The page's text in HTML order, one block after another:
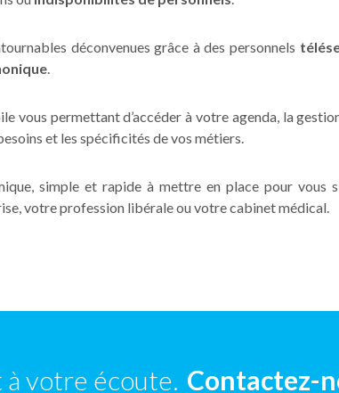
déconvenues grâce à des personnels
.
permettant d’accéder à votre agenda, la
et les spécificités de vos métiers.
simple et rapide à mettre en place pour
votre profession libérale ou votre cabinet médical.
votre écoute. Contactez-